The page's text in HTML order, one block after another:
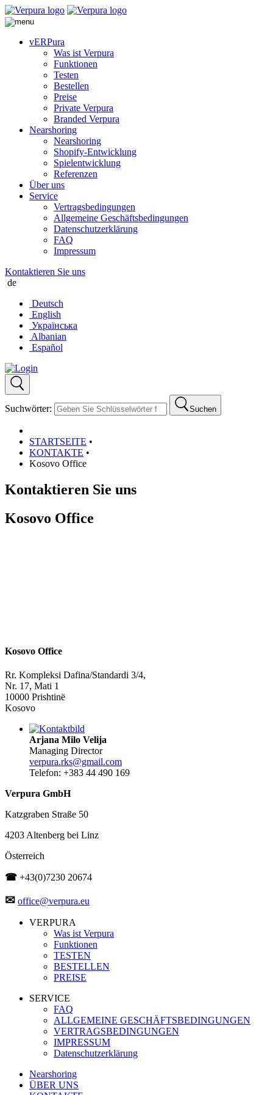
vERPura
Was ist Verpura
Funktionen
Testen
Bestellen
Preise
Private Verpura
Branded Verpura
Nearshoring
Nearshoring
Shopify-Entwicklung
Spielentwicklung
Referenzen
Über uns
Service
Vertragsbedingungen
Allgemeine Geschäftsbedingungen
Datenschutzerklärung
FAQ
Impressum
Kontaktieren Sie uns
de
Deutsch
English
Українська
Albanian
Español
Suchwörter: Suchen
STARTSEITE •
KONTAKTE •
Kosovo Office
Kontaktieren Sie uns
Kosovo Office
Kosovo Office
Rr. Kompleksi Dafina/Standardi 3/4,
Nr. 17, Mati 1
10000 Prishtinë
Kosovo
Arjana Milo Velija
Managing Director
verpura.rks@gmail.com
Telefon: +383 44 490 169
Verpura GmbH
Katzgraben Straße 50
4203 Altenberg bei Linz
Österreich
☎ +43(0)7230 20674
✉ office@verpura.eu
VERPURA
Was ist Verpura
Funktionen
TESTEN
BESTELLEN
PREISE
SERVICE
FAQ
ALLGEMEINE GESCHÄFTSBEDINGUNGEN
VERTRAGSBEDINGUNGEN
IMPRESSUM
Datenschutzerklärung
Nearshoring
ÜBER UNS